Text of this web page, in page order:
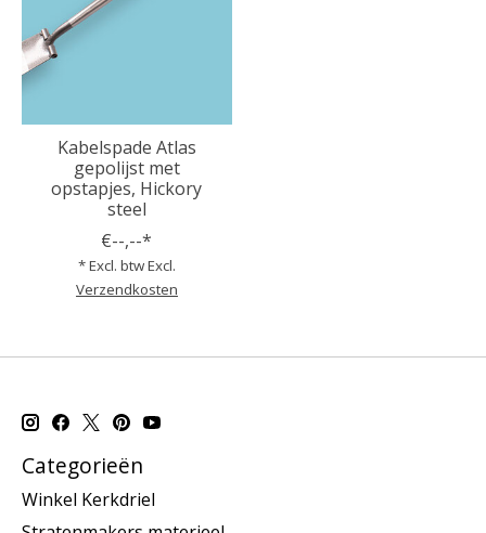
Kabelspade Atlas
gepolijst met
opstapjes, Hickory
steel
€--,--*
* Excl. btw Excl.
Verzendkosten
Categorieën
Winkel Kerkdriel